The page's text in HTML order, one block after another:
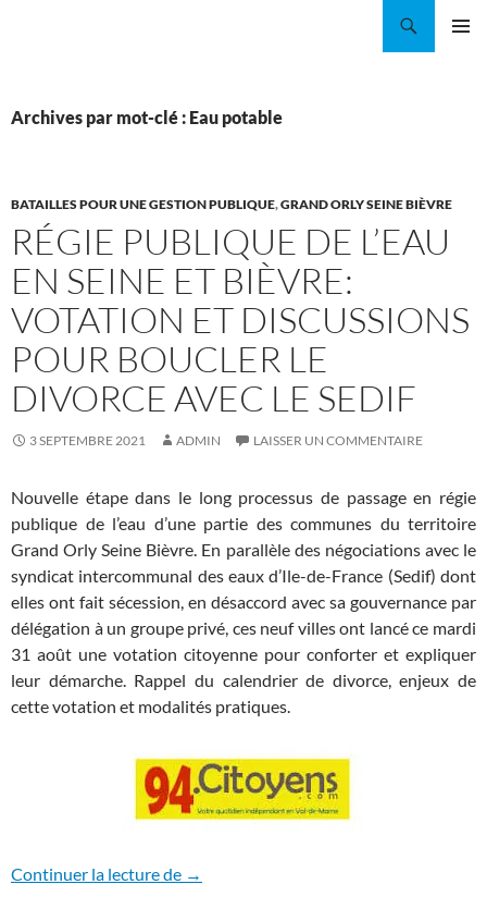
Archives par mot-clé : Eau potable
BATAILLES POUR UNE GESTION PUBLIQUE,GRAND ORLY SEINE BIÈVRE
RÉGIE PUBLIQUE DE L’EAU
EN SEINE ET BIÈVRE:
VOTATION ET DISCUSSIONS
POUR BOUCLER LE
DIVORCE AVEC LE SEDIF
3 SEPTEMBRE 2021 ADMIN LAISSER UN COMMENTAIRE
Nouvelle étape dans le long processus de passage en régie
publique de l’eau d’une partie des communes du territoire
Grand Orly Seine Bièvre. En parallèle des négociations avec le
syndicat intercommunal des eaux d’Ile-de-France (Sedif) dont
elles ont fait sécession, en désaccord avec sa gouvernance par
délégation à un groupe privé, ces neuf villes ont lancé ce mardi
31 août une votation citoyenne pour conforter et expliquer
leur démarche. Rappel du calendrier de divorce, enjeux de
cette votation et modalités pratiques.
Continuer la lecture de Régie publique de l’eau en Seine et
→